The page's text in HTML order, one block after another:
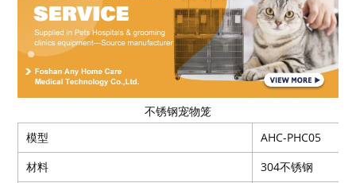
不锈钢宠物笼
模型
AHC-PHC05
材料
304不锈钢